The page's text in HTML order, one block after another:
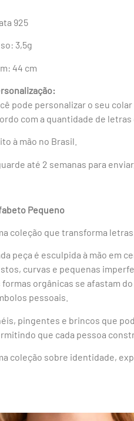
925
3,5g
44 cm
pode personalizar o seu
com a quantidade de letras
à mão no Brasil.
até 2 semanas para
Pequeno
coleção que transforma
peça é esculpida à mão em
curvas e pequenas
formas orgânicas se afastam
pessoais.
pingentes e brincos que
que cada pessoa
coleção sobre identidade,